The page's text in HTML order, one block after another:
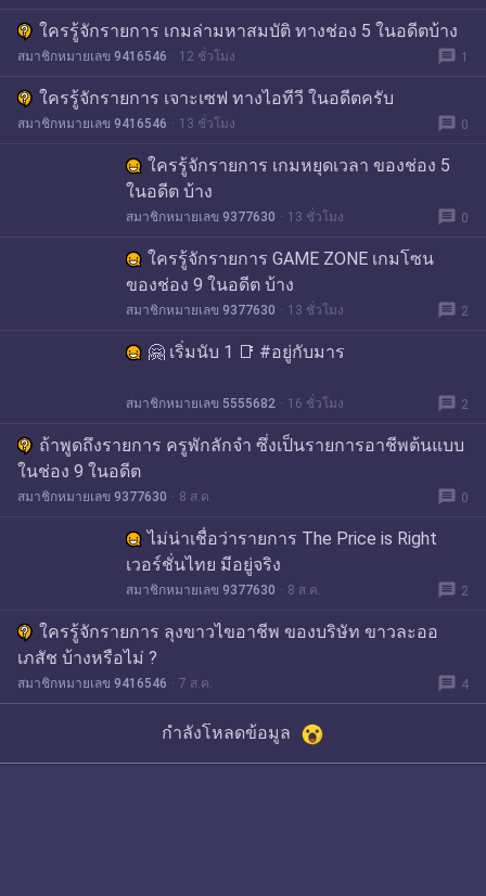
ใครรู้จักรายการ เกมล่ามหาสมบัติ ทางช่อง 5 ในอดีตบ้าง
สมาชิกหมายเลข 9416546 12 ชั่วโมง message 1
ใครรู้จักรายการ เจาะเซฟ ทางไอทีวี ในอดีตครับ
สมาชิกหมายเลข 9416546 13 ชั่วโมง message 0
ใครรู้จักรายการ เกมหยุดเวลา ของช่อง 5
ในอดีต บ้าง
สมาชิกหมายเลข 9377630 13 ชั่วโมง message 0
ใครรู้จักรายการ GAME ZONE เกมโซน
ของช่อง 9 ในอดีต บ้าง
สมาชิกหมายเลข 9377630 13 ชั่วโมง message 2
🤗 เริ่มนับ 1 📑 #อยู่กับมาร
สมาชิกหมายเลข 5555682 16 ชั่วโมง message 2
ถ้าพูดถึงรายการ ครูพักลักจำ ซึ่งเป็นรายการอาชีพต้นแบบ
ในช่อง 9 ในอดีต
สมาชิกหมายเลข 9377630 8 ส.ค. message 0
ไม่น่าเชื่อว่ารายการ The Price is Right
เวอร์ชั่นไทย มีอยู่จริง
สมาชิกหมายเลข 9377630 8 ส.ค. message 2
ใครรู้จักรายการ ลุงขาวไขอาชีพ ของบริษัท ขาวละออ
เภสัช บ้างหรือไม่ ?
สมาชิกหมายเลข 9416546 7 ส.ค. message 4
กำลังโหลดข้อมูล